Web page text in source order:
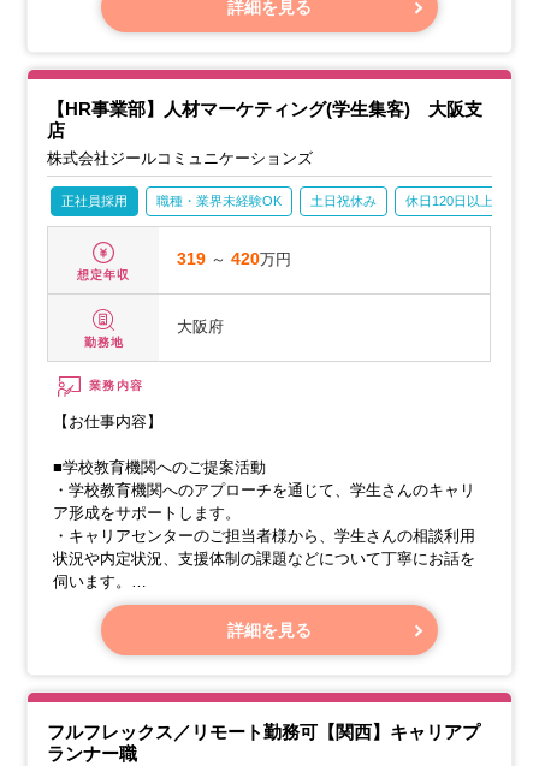
します。
〇企業対応／求職者推薦、面接日程調整、選考結果確認
詳細を見る
【HR事業部】人材マーケティング(学生集客) 大阪支
店
株式会社ジールコミュニケーションズ
正社員採用 職種・業界未経験OK 土日祝休み 休日120日以上
想定年収
319 ～420万円
勤務地
大阪府
業務内容
【お仕事内容】
■学校教育機関へのご提案活動
・学校教育機関へのアプローチを通じて、学生さんのキャリ
ア形成をサポートします。
・キャリアセンターのご担当者様から、学生さんの相談利用
状況や内定状況、支援体制の課題などについて丁寧にお話を
伺います。
・お伺いした課題に合わせて、就職ガイダンスの企画やキャ
リアセミナーの実施、合同企業説明会のご提案、個別就職面
談サービスの提供など、最適なサポートをご提案します。
■体育会学生・アスリートの方々へのキャリアサポートと、ス
詳細を見る
フルフレックス／リモート勤務可【関西】キャリアプ
ランナー職